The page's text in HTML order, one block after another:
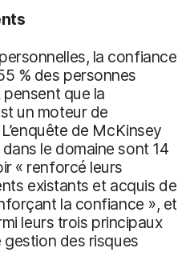
la confiance
% des personnes
pensent que la
un moteur de
de McKinsey
le domaine sont 14
« renforcé leurs
existants et acquis de
la confiance », et
leurs trois principaux
des risques